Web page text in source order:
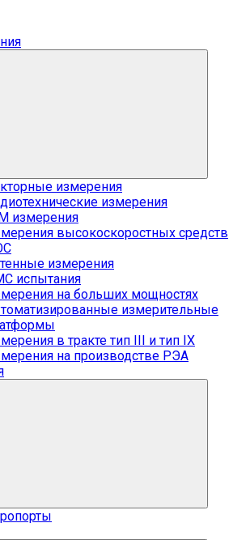
измерения
измерения
измерения
высокоскоростных средств
измерения
испытания
на больших мощностях
измерительные
в тракте тип III и тип IX
на производстве РЭА